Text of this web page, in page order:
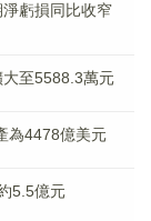
淨虧損同比收窄
至5588.3萬元
為4478億美元
5.5億元